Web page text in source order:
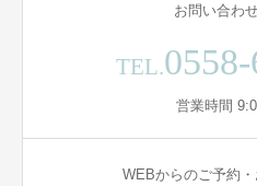
お問い合わ
TEL.
営業時間
WEBからのご予約